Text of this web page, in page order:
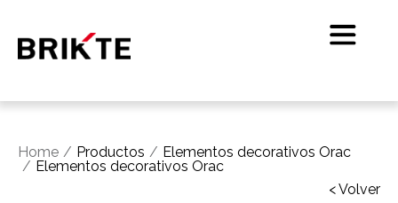
Home Productos
Elementos decorativos Orac
Elementos decorativos Orac
< Volver